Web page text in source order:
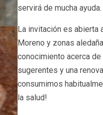
servirá de mucha ayuda.
La invitación es abierta
Moreno y zonas
conocimiento acerca
sugerentes y una
consumimos
la salud!